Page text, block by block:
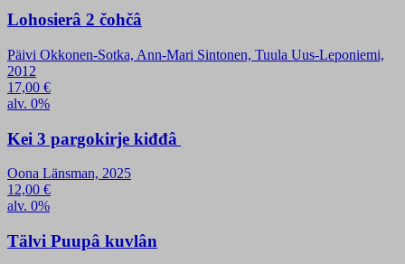
Lohosierâ 2 čohčâ
Päivi Okkonen-Sotka, Ann-Mari Sintonen, Tuula Uus-Leponiemi,
2012
17,00 €
alv. 0%
Kei 3 pargokirje kiđđâ
Oona Länsman, 2025
12,00 €
alv. 0%
Tälvi Puupâ kuvlân